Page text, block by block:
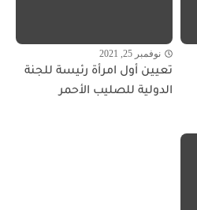
نوفمبر 25, 2021
تعيين أول امرأة رئيسة للجنة
الدولية للصليب الأحمر